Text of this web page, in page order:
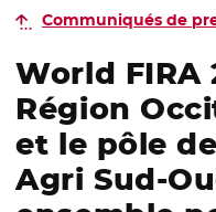
Communiqués de
World FIRA
Région
et le pôle
Agri Sud-